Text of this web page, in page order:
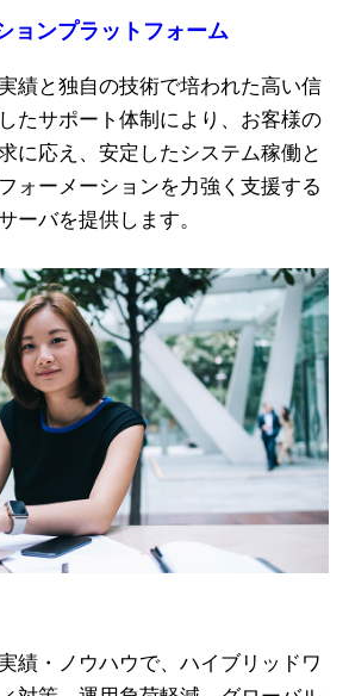
ョンプラットフォーム
績と独自の技術で培われた高い信
たサポート体制により、お客様の
に応え、安定したシステム稼働と
ォーメーションを力強く支援する
ーバを提供します。
績・ノウハウで、ハイブリッドワ